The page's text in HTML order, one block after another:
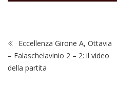
Eccellenza Girone A, Ottavia
– Falaschelavinio 2 – 2: il video
della partita